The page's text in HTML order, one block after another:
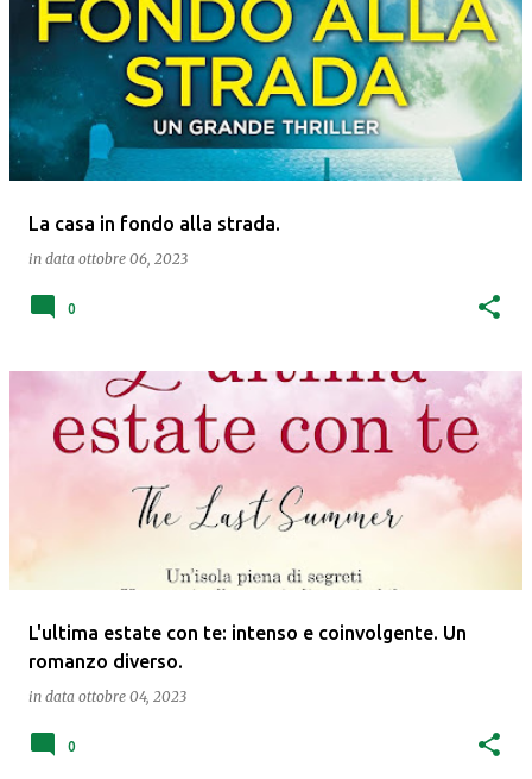
La casa in fondo alla strada.
in data ottobre 06, 2023
0
L'ultima estate con te: intenso e coinvolgente. Un
romanzo diverso.
in data ottobre 04, 2023
0